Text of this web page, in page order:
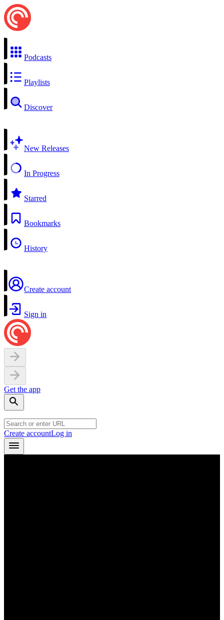
Podcasts
Playlists
Discover
New Releases
In Progress
Starred
Bookmarks
History
Create account
Sign in
Get the app
Create accountLog in